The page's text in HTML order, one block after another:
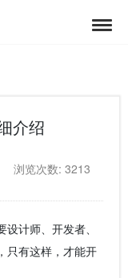
介绍
浏览次数: 3213
设计师、开发者、
只有这样，才能开